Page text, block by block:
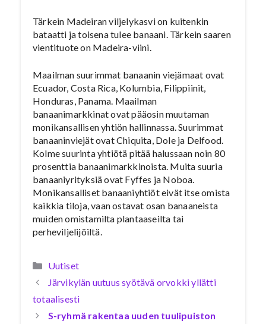
Tärkein Madeiran viljelykasvi on kuitenkin
bataatti ja toisena tulee banaani. Tärkein saaren
vientituote on Madeira-viini.
Maailman suurimmat banaanin viejämaat ovat
Ecuador, Costa Rica, Kolumbia, Filippiinit,
Honduras, Panama. Maailman
banaanimarkkinat ovat pääosin muutaman
monikansallisen yhtiön hallinnassa. Suurimmat
banaaninviejät ovat Chiquita, Dole ja Delfood.
Kolme suurinta yhtiötä pitää halussaan noin 80
prosenttia banaanimarkkinoista. Muita suuria
banaaniyrityksiä ovat Fyffes ja Noboa.
Monikansalliset banaaniyhtiöt eivät itse omista
kaikkia tiloja, vaan ostavat osan banaaneista
muiden omistamilta plantaaseilta tai
perheviljelijöiltä.
Kategoriat
Uutiset
Järvikylän uutuus syötävä orvokki yllätti
totaalisesti
S-ryhmä rakentaa uuden tuulipuiston